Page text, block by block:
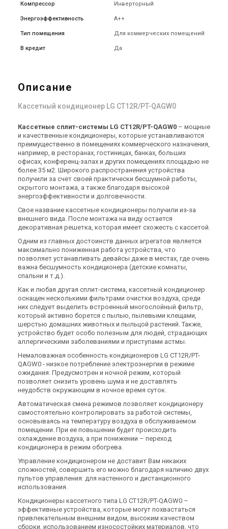
Компрессор Инверторный
Энергоэффективность A++
Тип помещения Для коммерческих помещений
В кредит Да
Описание
Кассетный кондиционер LG CT12R/PT-QAGW0
Кассетные сплит-системы LG CT12R/PT-QAGW0 – мощные
и качественные кондиционеры, которые устанавливаются
преимущественно в помещениях коммерческого назначения,
например, в ресторанах, гостиницах, банках, больших
офисах, конференц-залах и других помещениях площадью не
более 35 м2. Широкого распространения устройства
получили за счет своей практически бесшумной работы,
скрытого монтажа, а также благодаря высокой
энергоэффективности и долговечности.
Свое название кассетные кондиционеры получили из-за
внешнего вида. После монтажа на виду остается
декоративная решетка, которая имеет схожесть с кассетой.
Одним из главных достоинств данных агрегатов является
максимально пониженная работа устройства, что
позволяет устанавливать девайсы даже в местах, где очень
важна бесшумность кондиционера (детские комнаты,
спальни и т.д.).
Как и любая другая сплит-система, кассетный кондиционер
оснащен несколькими фильтрами очистки воздуха, среди
них следует выделить встроенный многослойный фильтр,
который активно борется с пылью, пылевыми клещами,
шерстью домашних животных и пыльцой растений. Также,
устройство будет особо полезным для людей, страдающих
аллергическими заболеваниями и приступами астмы.
Немаловажная особенность кондиционеров LG CT12R/PT-
QAGW0 - низкое потребление электроэнергии в режиме
ожидания. Предусмотрен и ночной режим, который
позволяет снизить уровень шума и не доставлять
неудобств окружающим в ночное время суток.
Автоматическая смена режимов позволяет кондиционеру
самостоятельно контролировать за работой системы,
основываясь на температуру воздуха в обслуживаемом
помещении. При ее повышении будет происходить
охлаждение воздуха, а при понижении – переход
кондиционера в режим обогрева.
Управление кондиционером не доставит Вам никаких
сложностей, совершить его можно благодаря наличию двух
пультов управления: для настенного и дистанционного
использования.
Кондиционеры кассетного типа LG CT12R/PT-QAGW0 –
эффективные устройства, которые могут похвастаться
привлекательным внешним видом, высоким качеством
сборки, использованием износостойких материалов, что